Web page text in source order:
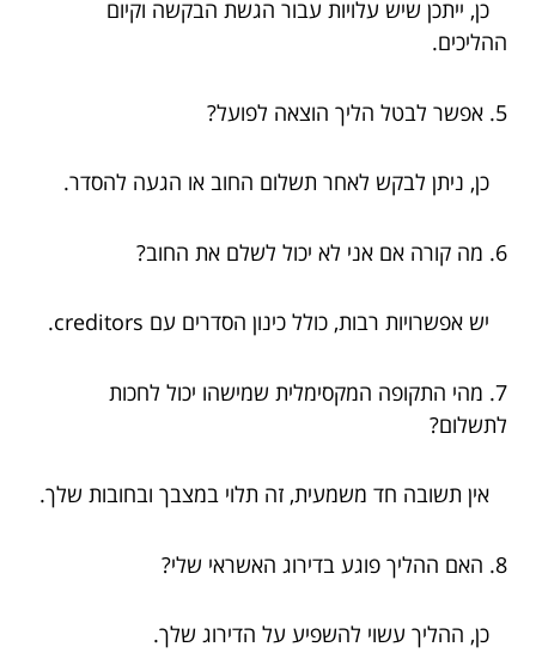
כן, ייתכן שיש עלויות עבור הגשת הבקשה וקיום
ההליכים.
5. אפשר לבטל הליך הוצאה לפועל?
כן, ניתן לבקש לאחר תשלום החוב או הגעה להסדר.
6. מה קורה אם אני לא יכול לשלם את החוב?
יש אפשרויות רבות, כולל כינון הסדרים עם creditors.
7. מהי התקופה המקסימלית שמישהו יכול לחכות
לתשלום?
אין תשובה חד משמעית, זה תלוי במצבך ובחובות שלך.
8. האם ההליך פוגע בדירוג האשראי שלי?
כן, ההליך עשוי להשפיע על הדירוג שלך.